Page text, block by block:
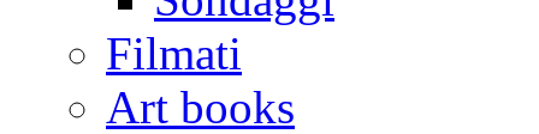
Filmati
Art books